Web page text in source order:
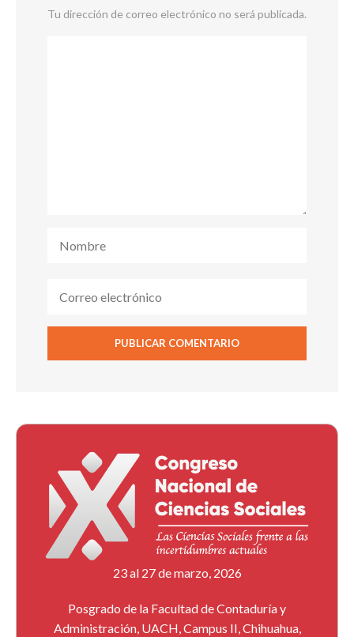
Tu dirección de correo electrónico no será publicada.
23 al 27 de marzo, 2026
Posgrado de la Facultad de Contaduría y
Administración, UACH, Campus II, Chihuahua,